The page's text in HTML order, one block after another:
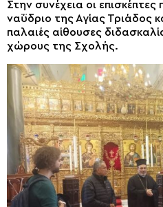
Στην συνέχεια οι
ναΰδριο της Αγίας Τριάδος
παλαιές αίθουσες
χώρους της Σχολής.